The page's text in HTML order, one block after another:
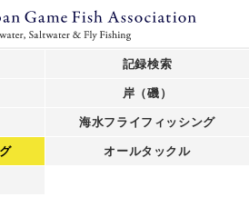
記録検索
岸（磯）
海水フライフィッシング
オールタックル